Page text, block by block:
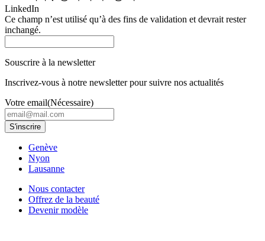
LinkedIn
Ce champ n’est utilisé qu’à des fins de validation et devrait rester
inchangé.
Souscrire à la newsletter
Inscrivez-vous à notre newsletter pour suivre nos actualités
Votre email(Nécessaire)
Genève
Nyon
Lausanne
Nous contacter
Offrez de la beauté
Devenir modèle